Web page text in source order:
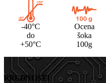
-40°C
do
+50°C
Ocena
šoka
100g
PREDNOSTI